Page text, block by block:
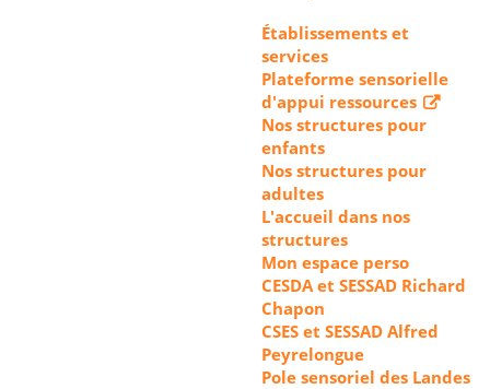
Établissements et
services
Plateforme sensorielle
d'appui ressources
Nos structures pour
enfants
Nos structures pour
adultes
L'accueil dans nos
structures
Mon espace perso
CESDA et SESSAD Richard
Chapon
CSES et SESSAD Alfred
Peyrelongue
Pole sensoriel des Landes